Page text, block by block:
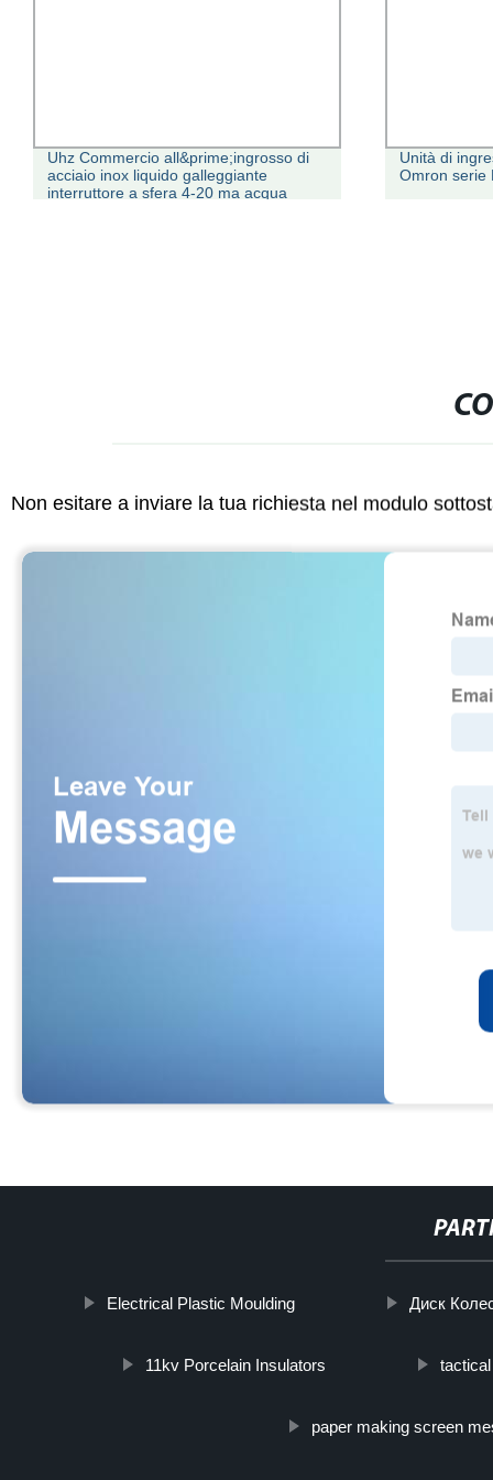
Uhz Commercio all&prime;ingrosso di
acciaio inox liquido galleggiante
interruttore a sfera 4-20 ma acqua
Unità di
Omron serie
Non esitare a inviare la tua richiesta nel modulo
Electrical Plastic Moulding Диск
11kv Porcelain Insulators
paper making screen